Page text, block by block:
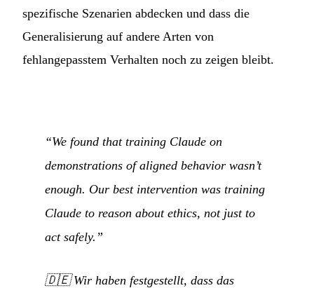
spezifische Szenarien abdecken und dass die
Generalisierung auf andere Arten von
fehlangepasstem Verhalten noch zu zeigen bleibt.
“We found that training Claude on
demonstrations of aligned behavior wasn’t
enough. Our best intervention was training
Claude to reason about ethics, not just to
act safely.”
🇩🇪Wir haben festgestellt, dass das